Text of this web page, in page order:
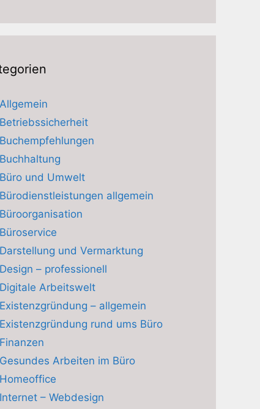
Allgemein
Betriebssicherheit
Buchempfehlungen
Buchhaltung
Büro und Umwelt
Bürodienstleistungen allgemein
Büroorganisation
Büroservice
Darstellung und Vermarktung
Design – professionell
Digitale Arbeitswelt
Existenzgründung – allgemein
Existenzgründung rund ums Büro
Finanzen
Gesundes Arbeiten im Büro
Homeoffice
Internet – Webdesign